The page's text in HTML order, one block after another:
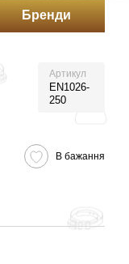
Бренди
Артикул
EN1026-
250
В бажання